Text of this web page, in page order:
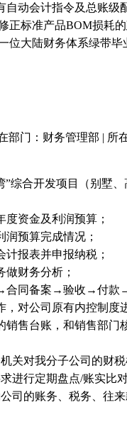
动会计指令及总账级
正标准产品BOM损耗
位大陆财务体系绿带毕
部门：财务管理部 | 所
综合开发项目（别墅
资金及利润预算；
预算完成情况；
报表并申报纳税；
财务分析；
同备案→验收→付款→
对公司原有内控制度
售台账，和销售部门
关对我分子公司的财税
进行定期盘点/账实比
司的账务、税务、往